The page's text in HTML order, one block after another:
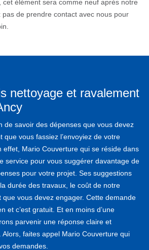
cet élément sera comme neuf après notre
pas de prendre contact avec nous pour
nettoyage et ravalement
de savoir des dépenses que vous devez
que vous fassiez l’envoyiez de votre
effet, Mario Couverture qui se réside dans
service pour vous suggérer davantage de
pour votre projet. Ses suggestions
durée des travaux, le coût de notre
que vous devez engager. Cette demande
et c’est gratuit. Et en moins d’une
parvenir une réponse claire et
Alors, faites appel Mario Couverture qui
demandes.